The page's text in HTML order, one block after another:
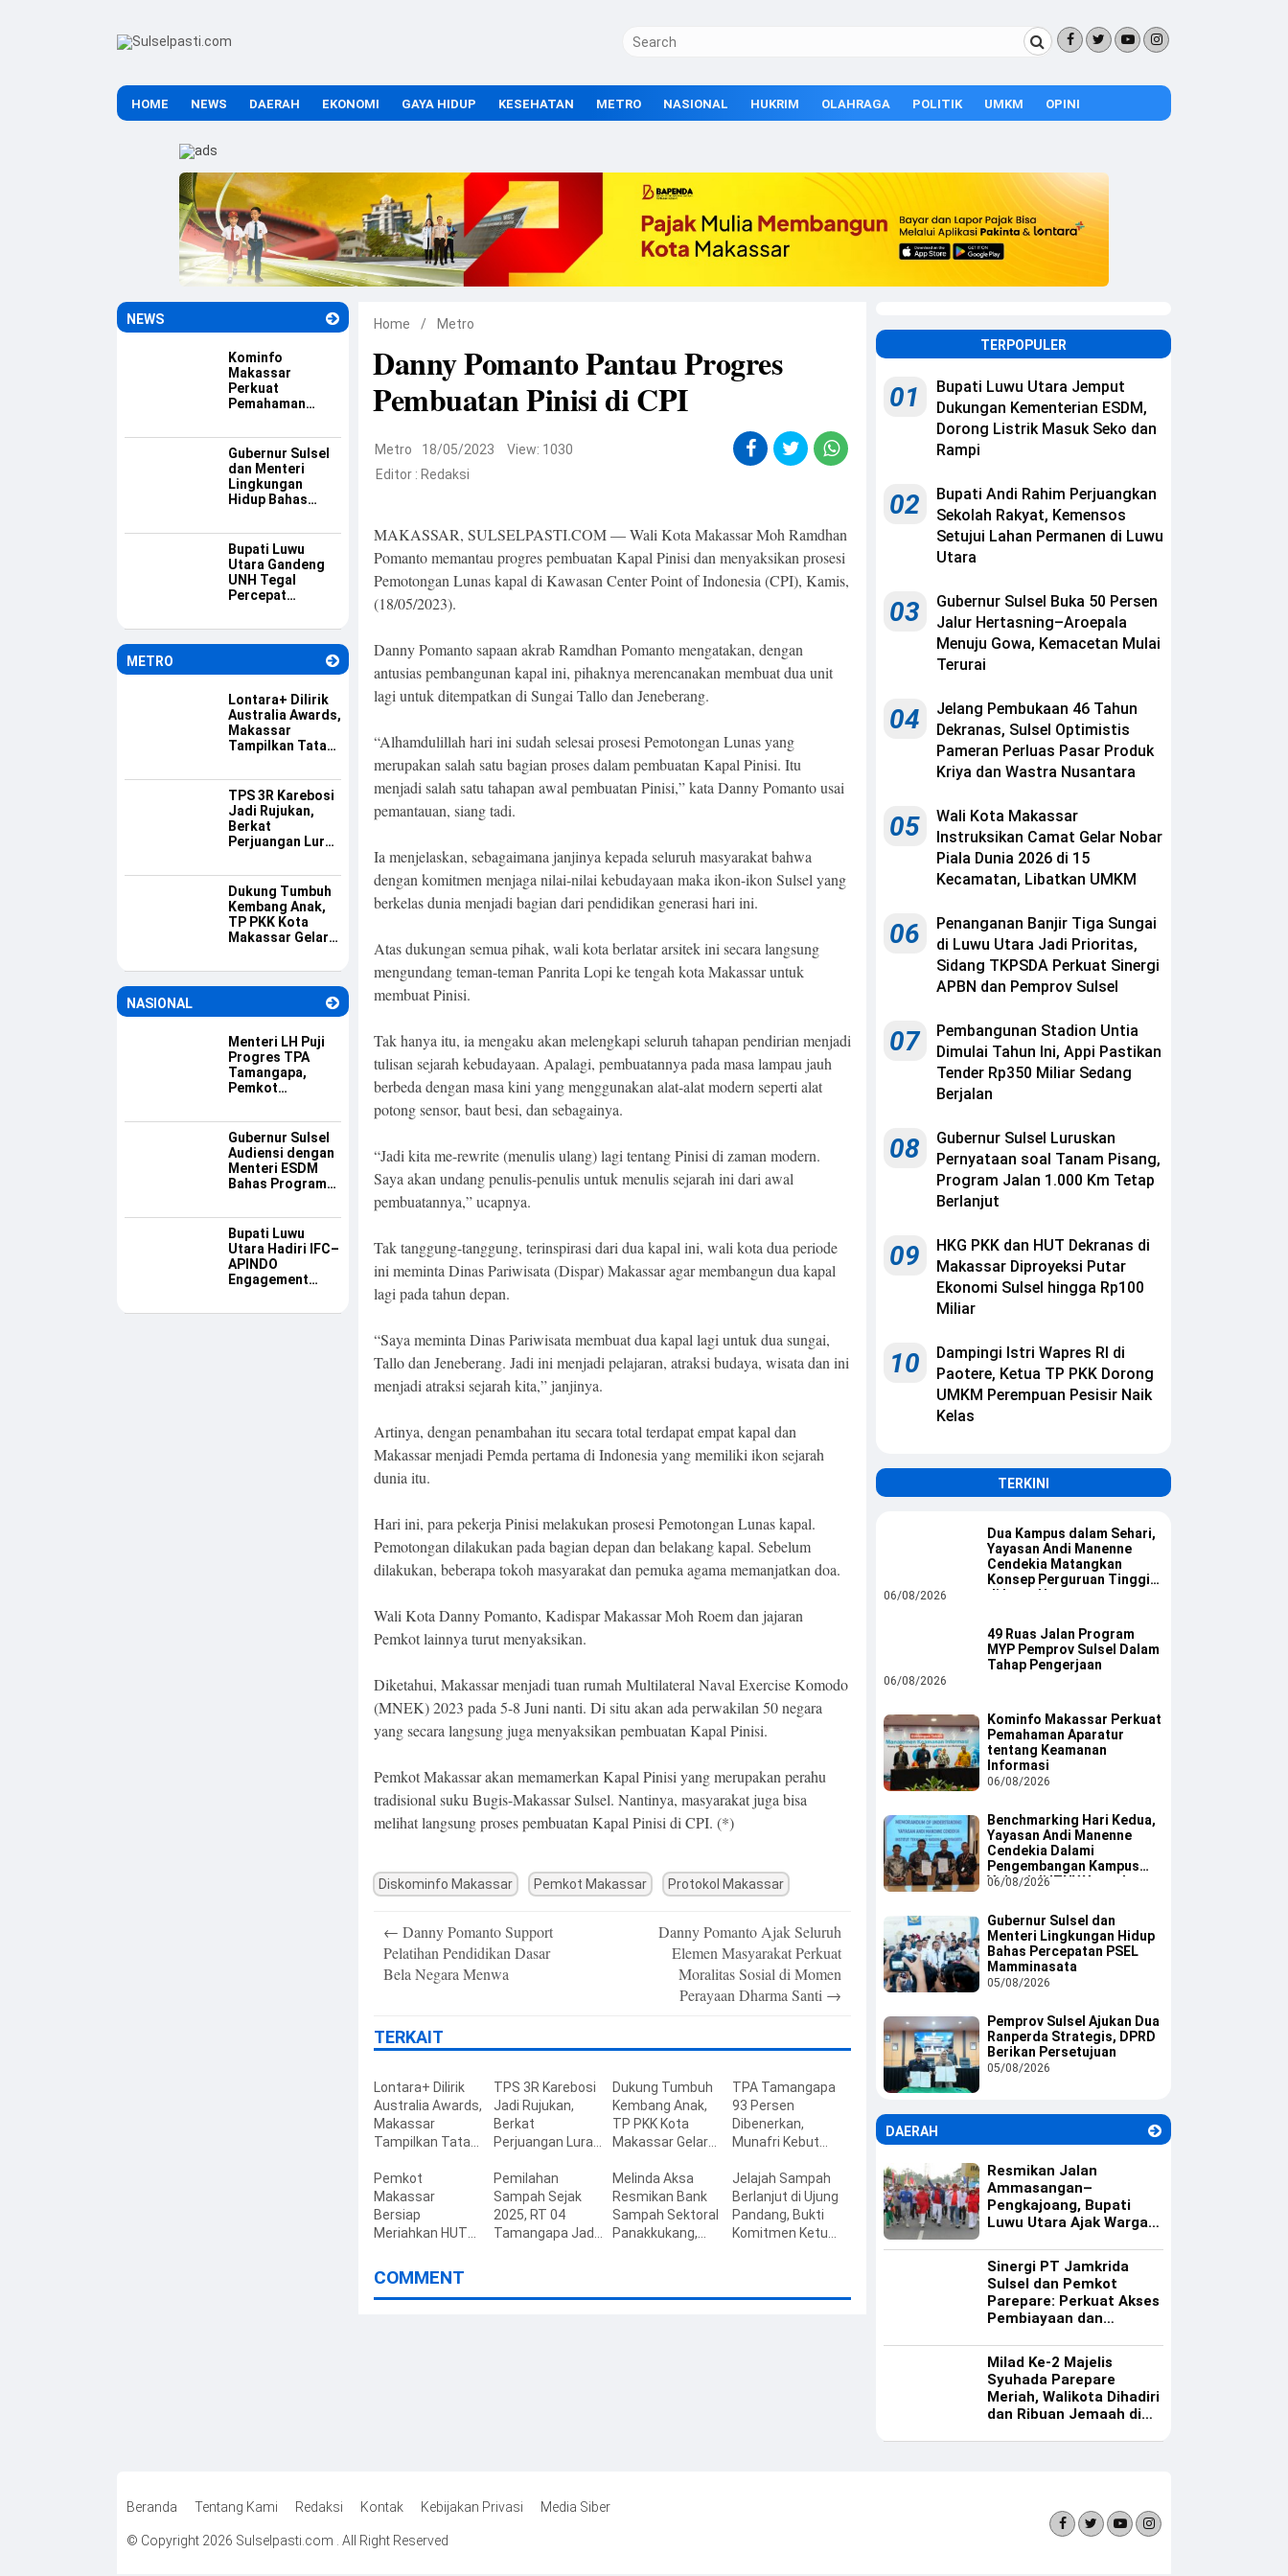
HOME NEWS DAERAH EKONOMI GAYA HIDUP KESEHATAN METRO NASIONAL HUKRIM OLAHRAGA POLITIK UMKM OPINI
NEWS
Kominfo
Makassar
Perkuat
Pemahaman
Keamanan
Informasi
Gubernur Sulsel
dan Menteri
Lingkungan
Hidup Bahas
Mamminasata
Bupati Luwu
Utara Gandeng
UNH Tegal
Percepat
Perguruan Tinggi
di Luwu Utara
METRO
Lontara+ Dilirik
Australia Awards,
Makassar
Tampilkan Tata
Pemerintahan
Berbasis Digital
TPS 3R Karebosi
Jadi Rujukan,
Berkat
Perjuangan Lurah
Budaya Pilah
Sampah
Dukung Tumbuh
Kembang Anak,
TP PKK Kota
Makassar Gelar
Eksklusif
NASIONAL
Menteri LH Puji
Progres TPA
Tamangapa,
Pemkot
Serius Benahi
Sampah
Gubernur Sulsel
Audiensi dengan
Menteri ESDM
Bahas Program
Kebutuhan BBM
Kepulauan
Bupati Luwu
Utara Hadiri IFC–
APINDO
Engagement
Investasi dan
Home / Metro
Danny Pomanto Pantau Progres
Pembuatan Pinisi di CPI
Metro 18/05/2023
View: 1030
Editor : Redaksi
MAKASSAR, SULSELPASTI.COM — Wali Kota Makassar Moh Ramdhan
Pomanto memantau progres pembuatan Kapal Pinisi dan menyaksikan prosesi
Pemotongan Lunas kapal di Kawasan Center Point of Indonesia (CPI), Kamis,
(18/05/2023).
Danny Pomanto sapaan akrab Ramdhan Pomanto mengatakan, dengan
antusias pembangunan kapal ini, pihaknya merencanakan membuat dua unit
lagi untuk ditempatkan di Sungai Tallo dan Jeneberang.
“Alhamdulillah hari ini sudah selesai prosesi Pemotongan Lunas yang
merupakan salah satu bagian proses dalam pembuatan Kapal Pinisi. Itu
menjadi salah satu tahapan awal pembuatan Pinisi,” kata Danny Pomanto usai
pemantauan, siang tadi.
Ia menjelaskan, sebagaimana janjinya kepada seluruh masyarakat bahwa
dengan komitmen menjaga nilai-nilai kebudayaan maka ikon-ikon Sulsel yang
berkelas dunia menjadi bagian dari pendidikan generasi hari ini.
Atas dukungan semua pihak, wali kota berlatar arsitek ini secara langsung
mengundang teman-teman Panrita Lopi ke tengah kota Makassar untuk
membuat Pinisi.
Tak hanya itu, ia mengaku akan melengkapi seluruh tahapan pendirian menjadi
tulisan sejarah kebudayaan. Apalagi, pembuatannya pada masa lampau jauh
berbeda dengan masa kini yang menggunakan alat-alat modern seperti alat
potong sensor, baut besi, dan sebagainya.
“Jadi kita me-rewrite (menulis ulang) lagi tentang Pinisi di zaman modern.
Saya akan undang penulis-penulis untuk menulis sejarah ini dari awal
pembuatannya,” ucapnya.
Tak tanggung-tanggung, terinspirasi dari dua kapal ini, wali kota dua periode
ini meminta Dinas Pariwisata (Dispar) Makassar agar membangun dua kapal
lagi pada tahun depan.
“Saya meminta Dinas Pariwisata membuat dua kapal lagi untuk dua sungai,
Tallo dan Jeneberang. Jadi ini menjadi pelajaran, atraksi budaya, wisata dan ini
menjadi atraksi sejarah kita,” janjinya.
Artinya, dengan penambahan itu secara total terdapat empat kapal dan
Makassar menjadi Pemda pertama di Indonesia yang memiliki ikon sejarah
dunia itu.
Hari ini, para pekerja Pinisi melakukan prosesi Pemotongan Lunas kapal.
Pemotongan dilakukan pada bagian depan dan belakang kapal. Sebelum
dilakukan, beberapa tokoh masyarakat dan pemuka agama memanjatkan doa.
Wali Kota Danny Pomanto, Kadispar Makassar Moh Roem dan jajaran
Pemkot lainnya turut menyaksikan.
Diketahui, Makassar menjadi tuan rumah Multilateral Naval Exercise Komodo
(MNEK) 2023 pada 5-8 Juni nanti. Di situ akan ada perwakilan 50 negara
yang secara langsung juga menyaksikan pembuatan Kapal Pinisi.
Pemkot Makassar akan memamerkan Kapal Pinisi yang merupakan perahu
tradisional suku Bugis-Makassar Sulsel. Nantinya, masyarakat juga bisa
melihat langsung proses pembuatan Kapal Pinisi di CPI. (*)
Diskominfo Makassar Pemkot Makassar Protokol Makassar
navigation
← Danny Pomanto Support
Pelatihan Pendidikan Dasar
Bela Negara Menwa
Danny Pomanto Ajak Seluruh
Elemen Masyarakat Perkuat
Moralitas Sosial di Momen
Perayaan Dharma Santi →
TERKAIT
Lontara+ Dilirik
Australia Awards,
Makassar
Tampilkan Tata
Pemerintahan
Berbasis Digital
TPS 3R Karebosi
Jadi Rujukan,
Berkat
Perjuangan Lurah
Budaya Pilah
Sampah
Dukung Tumbuh
Kembang Anak,
TP PKK Kota
Makassar Gelar
Eksklusif
TPA Tamangapa
93 Persen
Dibenerkan,
Munafri Kebut
Skema Baru
Pemkot
Makassar
Bersiap
Meriahkan HUT
OPD Dapat Tugas
Khusus
Pemilahan
Sampah Sejak
2025, RT 04
Tamangapa Jadi
Melinda Aksa
Resmikan Bank
Sampah Sektoral
Panakkukang,
Jelajah Sampah
Berlanjut di Ujung
Pandang, Bukti
Komitmen Ketua
COMMENT
TERPOPULER
01
Bupati Luwu Utara Jemput
Dukungan Kementerian ESDM,
Dorong Listrik Masuk Seko dan
Rampi
02
Bupati Andi Rahim Perjuangkan
Sekolah Rakyat, Kemensos
Setujui Lahan Permanen di Luwu
Utara
03
Gubernur Sulsel Buka 50 Persen
Jalur Hertasning–Aroepala
Menuju Gowa, Kemacetan Mulai
Terurai
04
Jelang Pembukaan 46 Tahun
Dekranas, Sulsel Optimistis
Pameran Perluas Pasar Produk
Kriya dan Wastra Nusantara
05
Wali Kota Makassar
Instruksikan Camat Gelar Nobar
Piala Dunia 2026 di 15
Kecamatan, Libatkan UMKM
06
Penanganan Banjir Tiga Sungai
di Luwu Utara Jadi Prioritas,
Sidang TKPSDA Perkuat Sinergi
APBN dan Pemprov Sulsel
07
Pembangunan Stadion Untia
Dimulai Tahun Ini, Appi Pastikan
Tender Rp350 Miliar Sedang
Berjalan
08
Gubernur Sulsel Luruskan
Pernyataan soal Tanam Pisang,
Program Jalan 1.000 Km Tetap
Berlanjut
09
HKG PKK dan HUT Dekranas di
Makassar Diproyeksi Putar
Ekonomi Sulsel hingga Rp100
Miliar
10
Dampingi Istri Wapres RI di
Paotere, Ketua TP PKK Dorong
UMKM Perempuan Pesisir Naik
Kelas
TERKINI
Dua Kampus dalam Sehari,
Yayasan Andi Manenne
Cendekia Matangkan
Konsep Perguruan Tinggi
di Luwu Utara
06/08/2026
49 Ruas Jalan Program
MYP Pemprov Sulsel Dalam
Tahap Pengerjaan
06/08/2026
Kominfo Makassar Perkuat
Pemahaman Aparatur
tentang Keamanan
Informasi
06/08/2026
Benchmarking Hari Kedua,
Yayasan Andi Manenne
Cendekia Dalami
Pengembangan Kampus
Vokasi di ITNY Yogyakarta
06/08/2026
Gubernur Sulsel dan
Menteri Lingkungan Hidup
Bahas Percepatan PSEL
Mamminasata
05/08/2026
Pemprov Sulsel Ajukan Dua
Ranperda Strategis, DPRD
Berikan Persetujuan
05/08/2026
DAERAH
Resmikan Jalan
Ammasangan–
Pengkajoang, Bupati
Luwu Utara Ajak Warga
Sinergi PT Jamkrida
Sulsel dan Pemkot
Parepare: Perkuat Akses
Pembiayaan dan
Milad Ke-2 Majelis
Syuhada Parepare
Meriah, Walikota Dihadiri
dan Ribuan Jemaah di
Beranda Tentang Kami Redaksi Kontak Kebijakan Privasi Media Siber
© Copyright 2026 Sulselpasti.com . All Right Reserved